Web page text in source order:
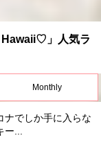
Hawaii♡」人気ラ
Monthly
ナでしか手に入らな
...